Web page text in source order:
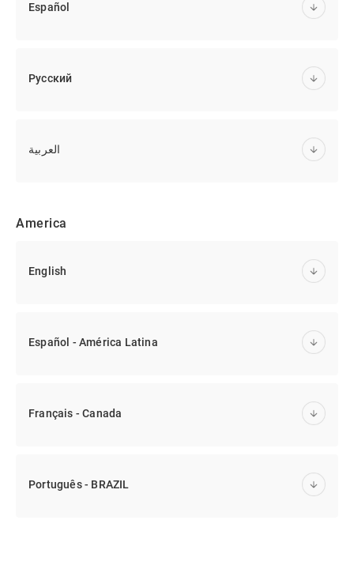
Español
Русский
العربية
America
English
Español - América Latina
Français - Canada
Português - BRAZIL